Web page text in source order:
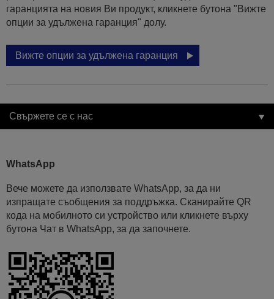
гаранцията на новия Ви продукт, кликнете бутона "Вижте
опции за удължена гаранция" долу.
Вижте опции за удължена гаранция
Свържете се с нас
WhatsApp
Вече можете да използвате WhatsApp, за да ни
изпращате съобщения за поддръжка. Сканирайте QR
кода на мобилното си устройство или кликнете върху
бутона Чат в WhatsApp, за да започнете.